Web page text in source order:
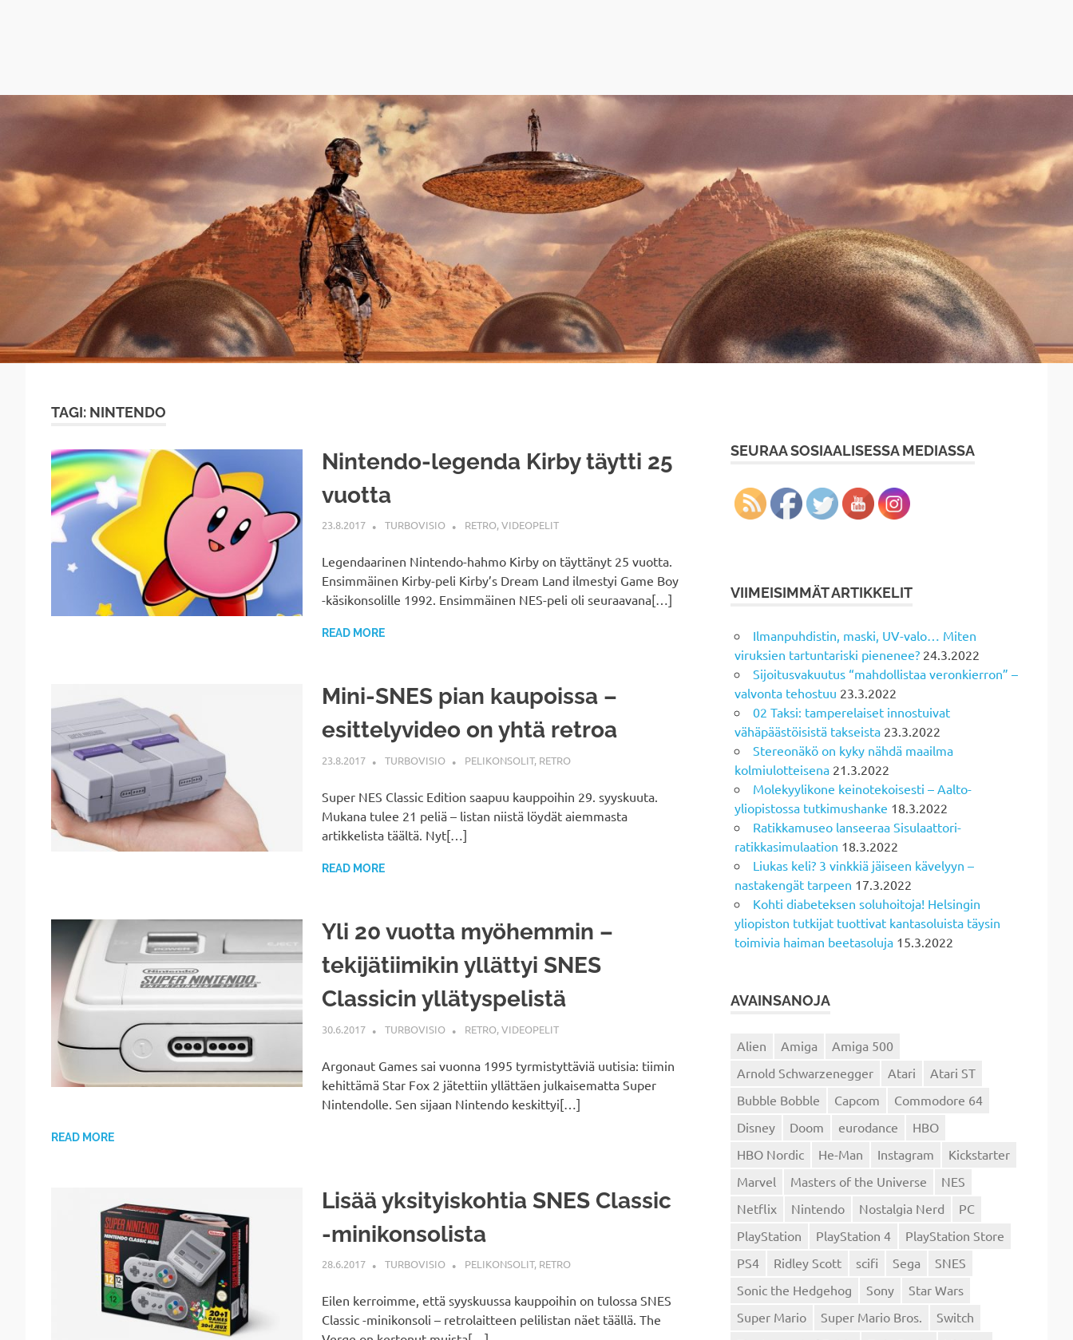
TAGI: NINTENDO
Nintendo-legenda Kirby täytti 25
vuotta
23.8.2017 TURBOVISIO RETRO,VIDEOPELIT
Legendaarinen Nintendo-hahmo Kirby on täyttänyt 25 vuotta.
Ensimmäinen Kirby-peli Kirby’s Dream Land ilmestyi Game Boy
-käsikonsolille 1992. Ensimmäinen NES-peli oli seuraavana[…]
READ MORE
Mini-SNES pian kaupoissa –
esittelyvideo on yhtä retroa
23.8.2017 TURBOVISIO PELIKONSOLIT, RETRO
Super NES Classic Edition saapuu kauppoihin 29. syyskuuta.
Mukana tulee 21 peliä – listan niistä löydät aiemmasta
artikkelista täältä. Nyt[…]
READ MORE
Yli 20 vuotta myöhemmin –
tekijätiimikin yllättyi SNES
Classicin yllätyspelistä
30.6.2017 TURBOVISIO RETRO,VIDEOPELIT
Argonaut Games sai vuonna 1995 tyrmistyttäviä uutisia: tiimin
kehittämä Star Fox 2 jätettiin yllättäen julkaisematta Super
Nintendolle. Sen sijaan Nintendo keskittyi[…]
READ MORE
Lisää yksityiskohtia SNES Classic
-minikonsolista
28.6.2017 TURBOVISIO PELIKONSOLIT, RETRO
Eilen kerroimme, että syyskuussa kauppoihin on tulossa SNES
Classic -minikonsoli – retrolaitteen pelilistan näet täällä. The
SEURAA SOSIAALISESSA MEDIASSA
VIIMEISIMMÄT ARTIKKELIT
Ilmanpuhdistin, maski, UV-valo… Miten
viruksien tartuntariski pienenee? 24.3.2022
Sijoitusvakuutus “mahdollistaa veronkierron” –
valvonta tehostuu 23.3.2022
02 Taksi: tamperelaiset innostuivat
vähäpäästöisistä takseista 23.3.2022
Stereonäkö on kyky nähdä maailma
kolmiulotteisena 21.3.2022
Molekyylikone keinotekoisesti – Aalto-
yliopistossa tutkimushanke 18.3.2022
Ratikkamuseo lanseeraa Sisulaattori-
ratikkasimulaation 18.3.2022
Liukas keli? 3 vinkkiä jäiseen kävelyyn –
nastakengät tarpeen 17.3.2022
Kohti diabeteksen soluhoitoja! Helsingin
yliopiston tutkijat tuottivat kantasoluista täysin
toimivia haiman beetasoluja 15.3.2022
AVAINSANOJA
Alien Amiga
Amiga 500
Arnold Schwarzenegger
Atari
Atari ST
Bubble Bobble
Capcom
Commodore 64
Disney
Doom eurodance
HBO
HBO Nordic
He-Man Instagram
Kickstarter
Marvel
Masters of the Universe
NES
Netflix
Nintendo Nostalgia Nerd
PC
PlayStation
PlayStation 4
PlayStation Store
PS4
Ridley Scott scifi Sega
SNES
Sonic the Hedgehog
Sony
Star Wars
Super Mario
Super Mario Bros.
Switch